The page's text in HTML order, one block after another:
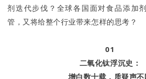
剂迭代步伐？全球各国面对食品添加
管，又将给整个行业带来怎样的思考？
01
二氧化钛浮沉史：
增白数十载，质疑声